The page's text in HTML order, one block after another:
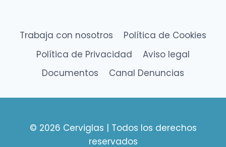
Trabaja con nosotros
Política de Cookies
Política de Privacidad
Aviso legal
Documentos
Canal Denuncias
© 2026 Cerviglas | Todos los derechos
reservados